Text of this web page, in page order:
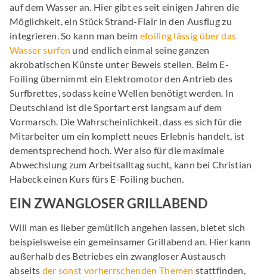
auf dem Wasser an. Hier gibt es seit einigen Jahren die
Möglichkeit, ein Stück Strand-Flair in den Ausflug zu
integrieren. So kann man beim efoiling lässig über das
Wasser surfen und endlich einmal seine ganzen
akrobatischen Künste unter Beweis stellen. Beim E-
Foiling übernimmt ein Elektromotor den Antrieb des
Surfbrettes, sodass keine Wellen benötigt werden. In
Deutschland ist die Sportart erst langsam auf dem
Vormarsch. Die Wahrscheinlichkeit, dass es sich für die
Mitarbeiter um ein komplett neues Erlebnis handelt, ist
dementsprechend hoch. Wer also für die maximale
Abwechslung zum Arbeitsalltag sucht, kann bei Christian
Habeck einen Kurs fürs E-Foiling buchen.
EIN ZWANGLOSER GRILLABEND
Will man es lieber gemütlich angehen lassen, bietet sich
beispielsweise ein gemeinsamer Grillabend an. Hier kann
außerhalb des Betriebes ein zwangloser Austausch
abseits der sonst vorherrschenden Themen stattfinden,